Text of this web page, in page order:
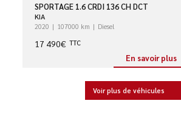
SPORTAGE 1.6 CRDI 136 CH DCT
KIA
2020 107000 km Diesel
17 490€ TTC
En savoir plus
Voir plus de véhicules